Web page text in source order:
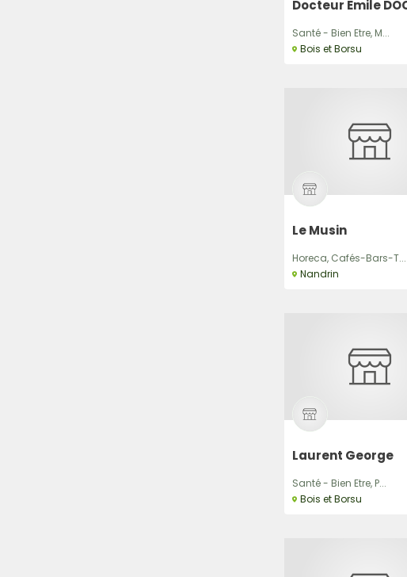
Docteur Emile
Santé - Bien Etre, M...
Bois et Borsu
Le Musin
Horeca, Cafés-Bars-T...
Nandrin
Laurent George
Santé - Bien Etre, P...
Bois et Borsu